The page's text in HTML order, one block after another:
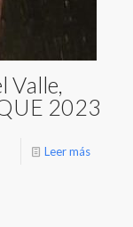
Valle,
2023
Leer más